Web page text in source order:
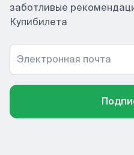
заботливые
Купибилета
Электронная почта